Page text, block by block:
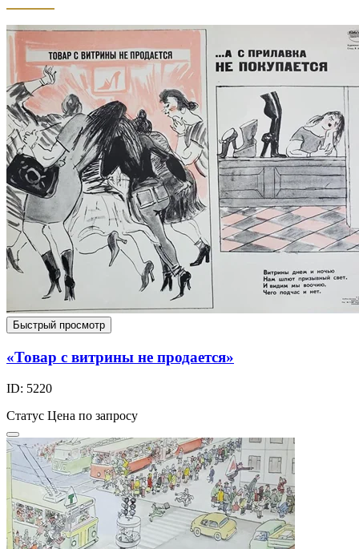
Быстрый просмотр
«Товар с витрины не продается»
ID: 5220
Статус Цена по запросу